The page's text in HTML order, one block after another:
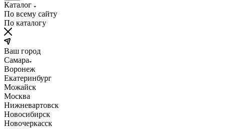
Каталог
По всему сайту
По каталогу
Ваш город
Самара
Воронеж
Екатеринбург
Можайск
Москва
Нижневартовск
Новосибирск
Новочеркасск